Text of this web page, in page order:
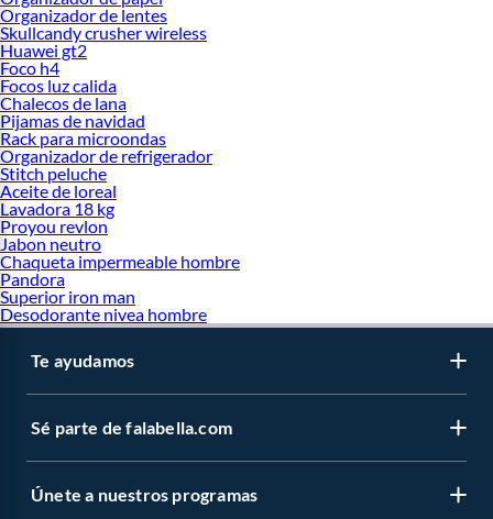
Organizador de lentes
Skullcandy crusher wireless
Huawei gt2
Foco h4
Focos luz calida
Chalecos de lana
Pijamas de navidad
Rack para microondas
Organizador de refrigerador
Stitch peluche
Aceite de loreal
Lavadora 18 kg
Proyou revlon
Jabon neutro
Chaqueta impermeable hombre
Pandora
Superior iron man
Desodorante nivea hombre
Te ayudamos
Sé parte de falabella.com
Únete a nuestros programas